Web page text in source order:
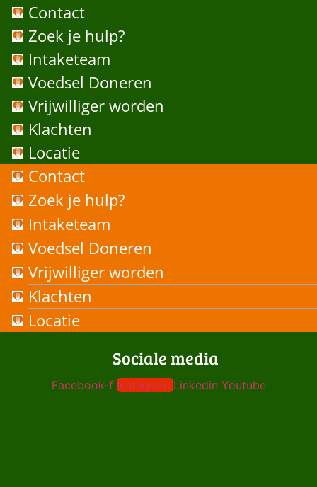
Contact
Zoek je hulp?
Intaketeam
Voedsel Doneren
Vrijwilliger worden
Klachten
Locatie
Contact
Zoek je hulp?
Intaketeam
Voedsel Doneren
Vrijwilliger worden
Klachten
Locatie
Sociale media
Facebook-f Instagram Linkedin Youtube